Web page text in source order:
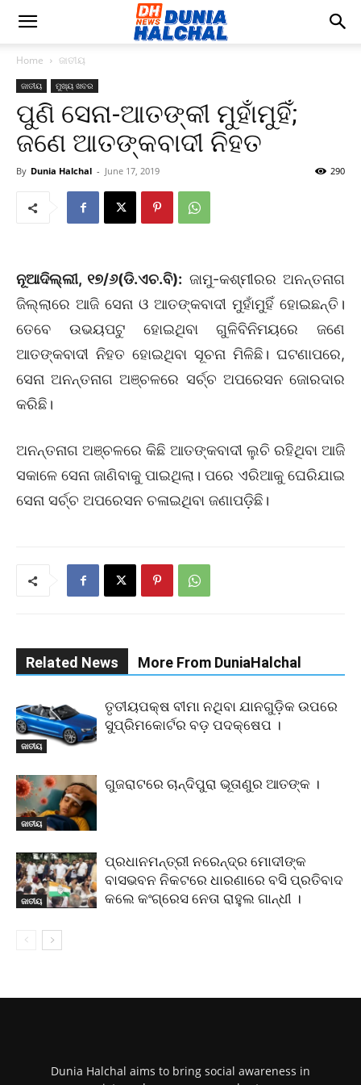
Home ଜାତୀୟ
ଜାତୀୟ ମୁଖ୍ୟ ଖବର
ପୁଣି ସେନା-ଆତଙ୍କୀ ମୁହାଁମୁହିଁ;
ଜଣେ ଆତଙ୍କବାଦୀ ନିହତ
By Dunia Halchal - June 17, 2019 290
ନୂଆଦିଲ୍ଲୀ, ୧୭/୬(ଡି.ଏଚ.ବି): ଜାମୁ-କଶ୍ମୀରର ଅନନ୍ତନାଗ
ଜିଲ୍ଲାରେ ଆଜି ସେନା ଓ ଆତଙ୍କବାଦୀ ମୁହାଁମୁହିଁ ହୋଇଛନ୍ତି।
ତେବେ ଉଭୟପଟୁ ହୋଇଥିବା ଗୁଳିବିନିମୟରେ ଜଣେ
ଆତଙ୍କବାଦୀ ନିହତ ହୋଇଥିବା ସୂଚନା ମିଳିଛି। ଘଟଣାପରେ,
ସେନା ଅନନ୍ତନାଗ ଅଞ୍ଚଳରେ ସର୍ଚ୍ଚ ଅପରେସନ ଜୋରଦାର
କରିଛି।
ଅନନ୍ତନାଗ ଅଞ୍ଚଳରେ କିଛି ଆତଙ୍କବାଦୀ ଲୁଚି ରହିଥିବା ଆଜି
ସକାଳେ ସେନା ଜାଣିବାକୁ ପାଇଥିଲା। ପରେ ଏରିଆକୁ ଘେରିଯାଇ
ସେନା ସର୍ଚ୍ଚ ଅପରେସନ ଚଳାଇଥିବା ଜଣାପଡ଼ିଛି।
Related News More From DuniaHalchal
ଜାତୀୟ
ତୃତୀୟପକ୍ଷ ବୀମା ନଥିବା ଯାନଗୁଡ଼ିକ ଉପରେ
ସୁପ୍ରିମକୋର୍ଟର ବଡ଼ ପଦକ୍ଷେପ ।
ଜାତୀୟ
ଗୁଜରାଟରେ ଚାନ୍ଦିପୁରା ଭୂତାଣୁର ଆତଙ୍କ ।
ଜାତୀୟ
ପ୍ରଧାନମନ୍ତ୍ରୀ ନରେନ୍ଦ୍ର ମୋଦୀଙ୍କ
ବାସଭବନ ନିକଟରେ ଧାରଣାରେ ବସି ପ୍ରତିବାଦ
କଲେ କଂଗ୍ରେସ ନେତା ରାହୁଲ ଗାନ୍ଧୀ ।
Dunia Halchal aims to bring social awareness in